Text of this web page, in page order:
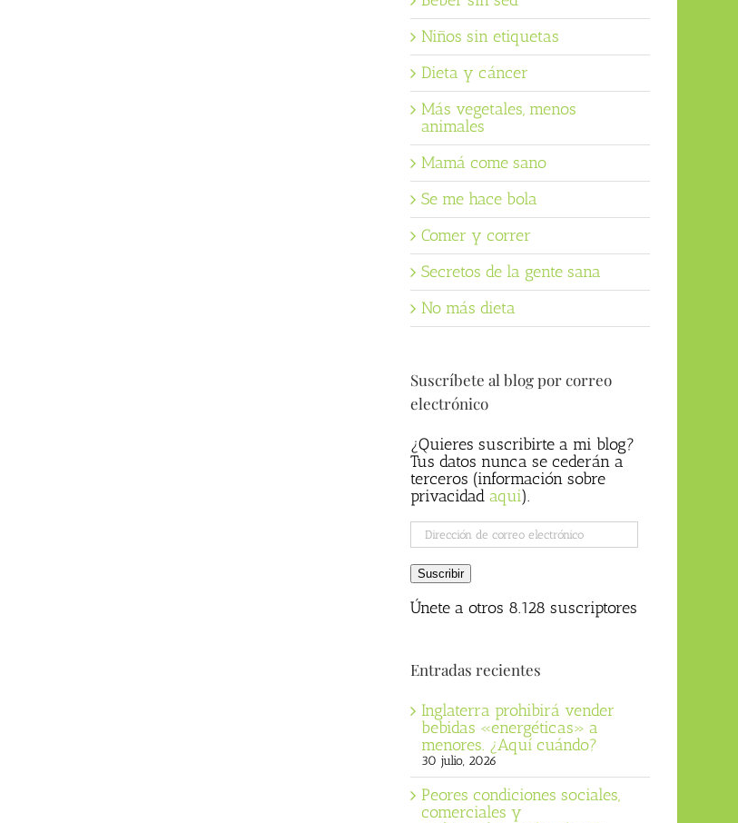
Niños sin etiquetas
Dieta y cáncer
Más vegetales, menos
animales
Mamá come sano
Se me hace bola
Comer y correr
Secretos de la gente sana
No más dieta
Suscríbete al blog por correo
electrónico
¿Quieres suscribirte a mi blog?
Tus datos nunca se cederán a
terceros (información sobre
privacidad aqui).
Dirección
de
correo
electrónico
Suscribir
Únete a otros 8.128 suscriptores
Entradas recientes
Inglaterra prohibirá vender
bebidas «energéticas» a
menores. ¿Aquí cuándo?
30 julio, 2026
Peores condiciones sociales,
comerciales y